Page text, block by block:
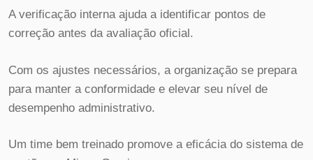
A verificação interna ajuda a identificar pontos de
correção antes da avaliação oficial.
Com os ajustes necessários, a organização se prepara
para manter a conformidade e elevar seu nível de
desempenho administrativo.
Um time bem treinado promove a eficácia do sistema de